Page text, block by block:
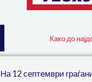
Како до
На 12 септември